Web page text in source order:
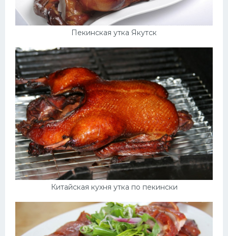
Пекинская утка Якутск
Китайская кухня утка по пекински